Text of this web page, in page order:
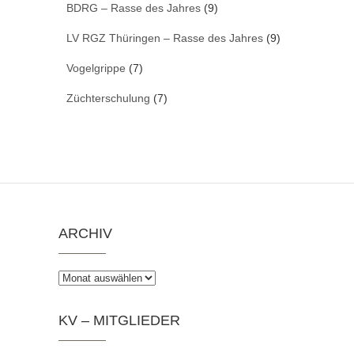
BDRG – Rasse des Jahres (9)
LV RGZ Thüringen – Rasse des Jahres (9)
Vogelgrippe (7)
Züchterschulung (7)
ARCHIV
Archiv
KV – MITGLIEDER